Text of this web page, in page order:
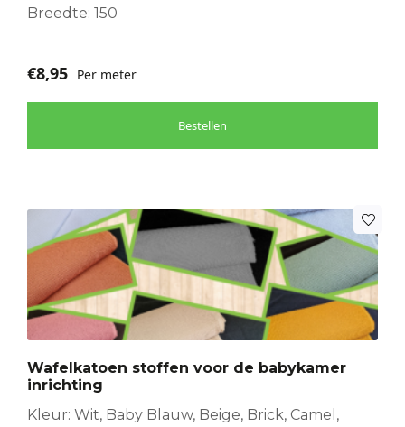
Breedte: 150
€8,95 Per meter
Bestellen
Wafelkatoen stoffen voor de babykamer
inrichting
Kleur: Wit, Baby Blauw, Beige, Brick, Camel,
product
meerdere
variaties.
kan
gekozen
worden